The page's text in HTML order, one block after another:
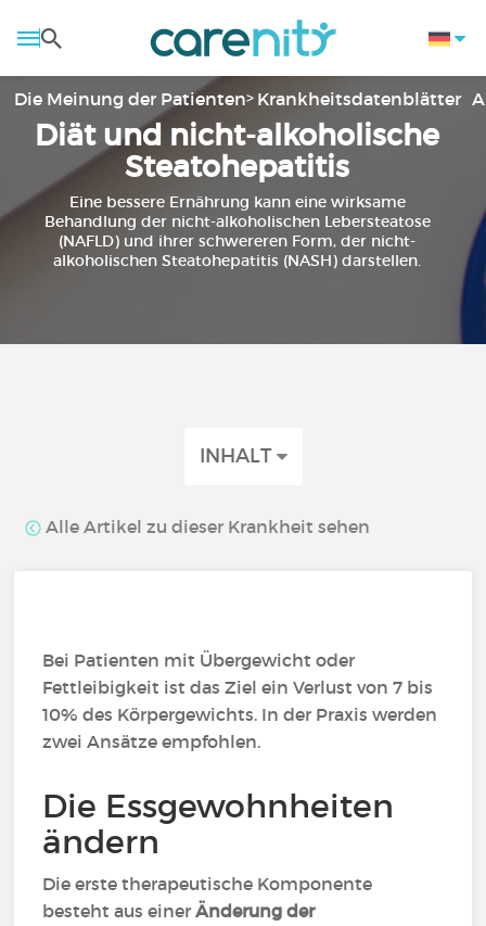
Die Meinung der Patienten Krankheitsdatenblätter
Diät und nicht-alkoholische
Steatohepatitis
Eine bessere Ernährung kann eine wirksame
Behandlung der nicht-alkoholischen Lebersteatose
(NAFLD) und ihrer schwereren Form, der nicht-
alkoholischen Steatohepatitis (NASH) darstellen.
INHALT
Alle Artikel zu dieser Krankheit sehen
Bei Patienten mit Übergewicht oder
Fettleibigkeit ist das Ziel ein Verlust von 7 bis
10% des Körpergewichts. In der Praxis werden
zwei Ansätze empfohlen.
Die Essgewohnheiten
ändern
Die erste therapeutische Komponente
besteht aus einerÄnderung der